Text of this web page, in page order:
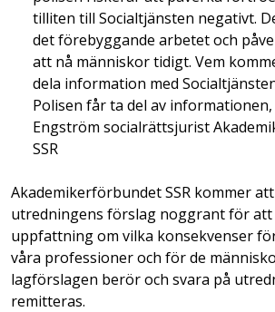
tilliten till Socialtjänsten negativt.
det förebyggande arbetet och
att nå människor tidigt. Vem
dela information med
Polisen får ta del av
Engström socialrättsjurist
SSR
Akademikerförbundet SSR kommer
utredningens förslag noggrant för att
uppfattning om vilka konsekvenser
våra professioner och för de
lagförslagen berör och svara på
remitteras.